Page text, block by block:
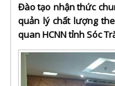
Đào tạo nhận thức
quản lý chất lượng
quan HCNN tỉnh Sóc